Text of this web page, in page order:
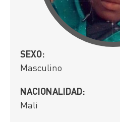
SEXO:
Masculino
NACIONALIDAD:
Mali